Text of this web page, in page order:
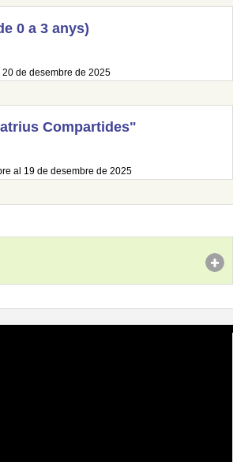
0 a 3 anys)
20 de desembre de 2025
Compartides"
al 19 de desembre de 2025